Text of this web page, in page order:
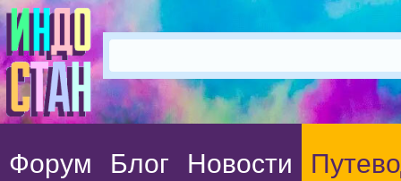
Форум Блог Новости